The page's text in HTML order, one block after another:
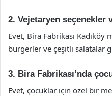
2. Vejetaryen seçenekler
Evet, Bira Fabrikası Kadıköy
burgerler ve çeşitli salatalar
3. Bira Fabrikası’nda
Evet, çocuklar için özel bir